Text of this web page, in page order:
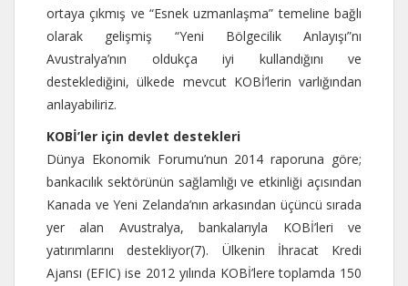
ortaya çıkmış ve “Esnek uzmanlaşma” temeline bağlı
olarak gelişmiş “Yeni Bölgecilik Anlayışı”nı
Avustralya’nın oldukça iyi kullandığını ve
desteklediğini, ülkede mevcut KOBİ’lerin varlığından
anlayabiliriz.
KOBİ’ler için devlet destekleri
Dünya Ekonomik Forumu’nun 2014 raporuna göre;
bankacılık sektörünün sağlamlığı ve etkinliği açısından
Kanada ve Yeni Zelanda’nın arkasından üçüncü sırada
yer alan Avustralya, bankalarıyla KOBİ’leri ve
yatırımlarını destekliyor(7). Ülkenin İhracat Kredi
Ajansı (EFIC) ise 2012 yılında KOBİ’lere toplamda 150